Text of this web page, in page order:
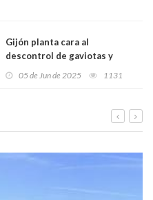
Gijón planta cara al
descontrol de gaviotas y
clave para consolidar los
05 de Jun de 2025 1131